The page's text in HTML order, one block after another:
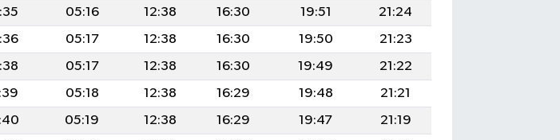
05:16 12:38 16:30 19:51
21:24
05:17 12:38 16:30 19:50
21:23
05:17 12:38 16:30 19:49
21:22
05:18 12:38 16:29 19:48
21:21
05:19 12:38 16:29 19:47
21:19